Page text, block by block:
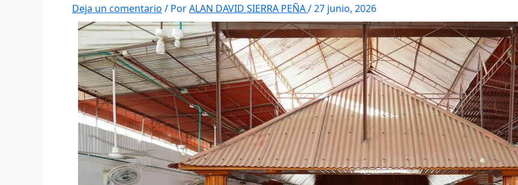
Deja un comentario / PorALAN DAVID SIERRA PEÑA/27 junio, 2026